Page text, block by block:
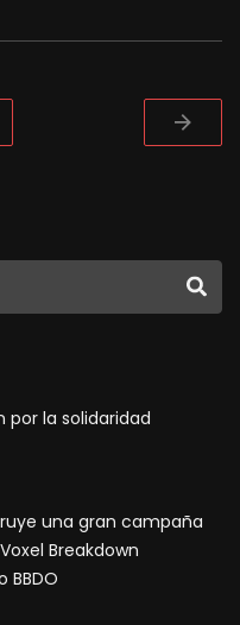
por la solidaridad
una gran campaña
Breakdown
BBDO